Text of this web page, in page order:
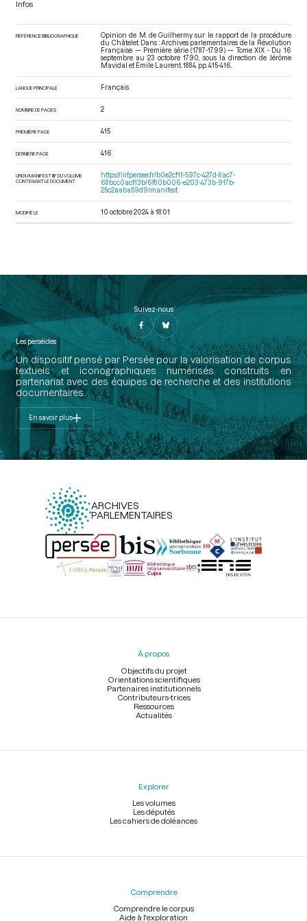
Infos
RÉFÉRENCE BIBLIOGRAPHIQUE
Opinion de M. de Guilhermy sur le rapport de la procédure
du Châtelet. Dans : Archives parlementaires de la Révolution
Française — Première série (1787-1799) — Tome XIX - Du 16
septembre au 23 octobre 1790
, sous la direction de Jérôme
Mavidal et Emile Laurent. 1884. pp. 415-416.
LANGUE PRINCIPALE Français
NOMBRE DE PAGES 2
PREMIÈRE PAGE 415
DERNIÈRE PAGE 416
URI DU MANIFEST IIIF DU VOLUME
CONTENANT LE DOCUMENT
https://iiif.persee.fr/b0e2cf11-597c-427d-8ac7-
68bcc0acf13b/6f80b006-e203-473b-917b-
25c2aaba59d9/manifest
MODIFIÉ LE 10 octobre 2024 à 18:01
Suivez-nous
Les perséides
Un dispositif pensé par Persée pour la valorisation de corpus
textuels et iconographiques numérisés construits en
partenariat avec des équipes de recherche et des institutions
documentaires.
En savoir plus
ARCHIVES
PARLEMENTAIRES
Menu
À propos
Objectifs du projet
Orientations scientifiques
Partenaires institutionnels
Contributeurs-trices
Ressources
Actualités
Explorer
Les volumes
Les députés
Les cahiers de doléances
Comprendre
Comprendre le corpus
Aide à l'exploration